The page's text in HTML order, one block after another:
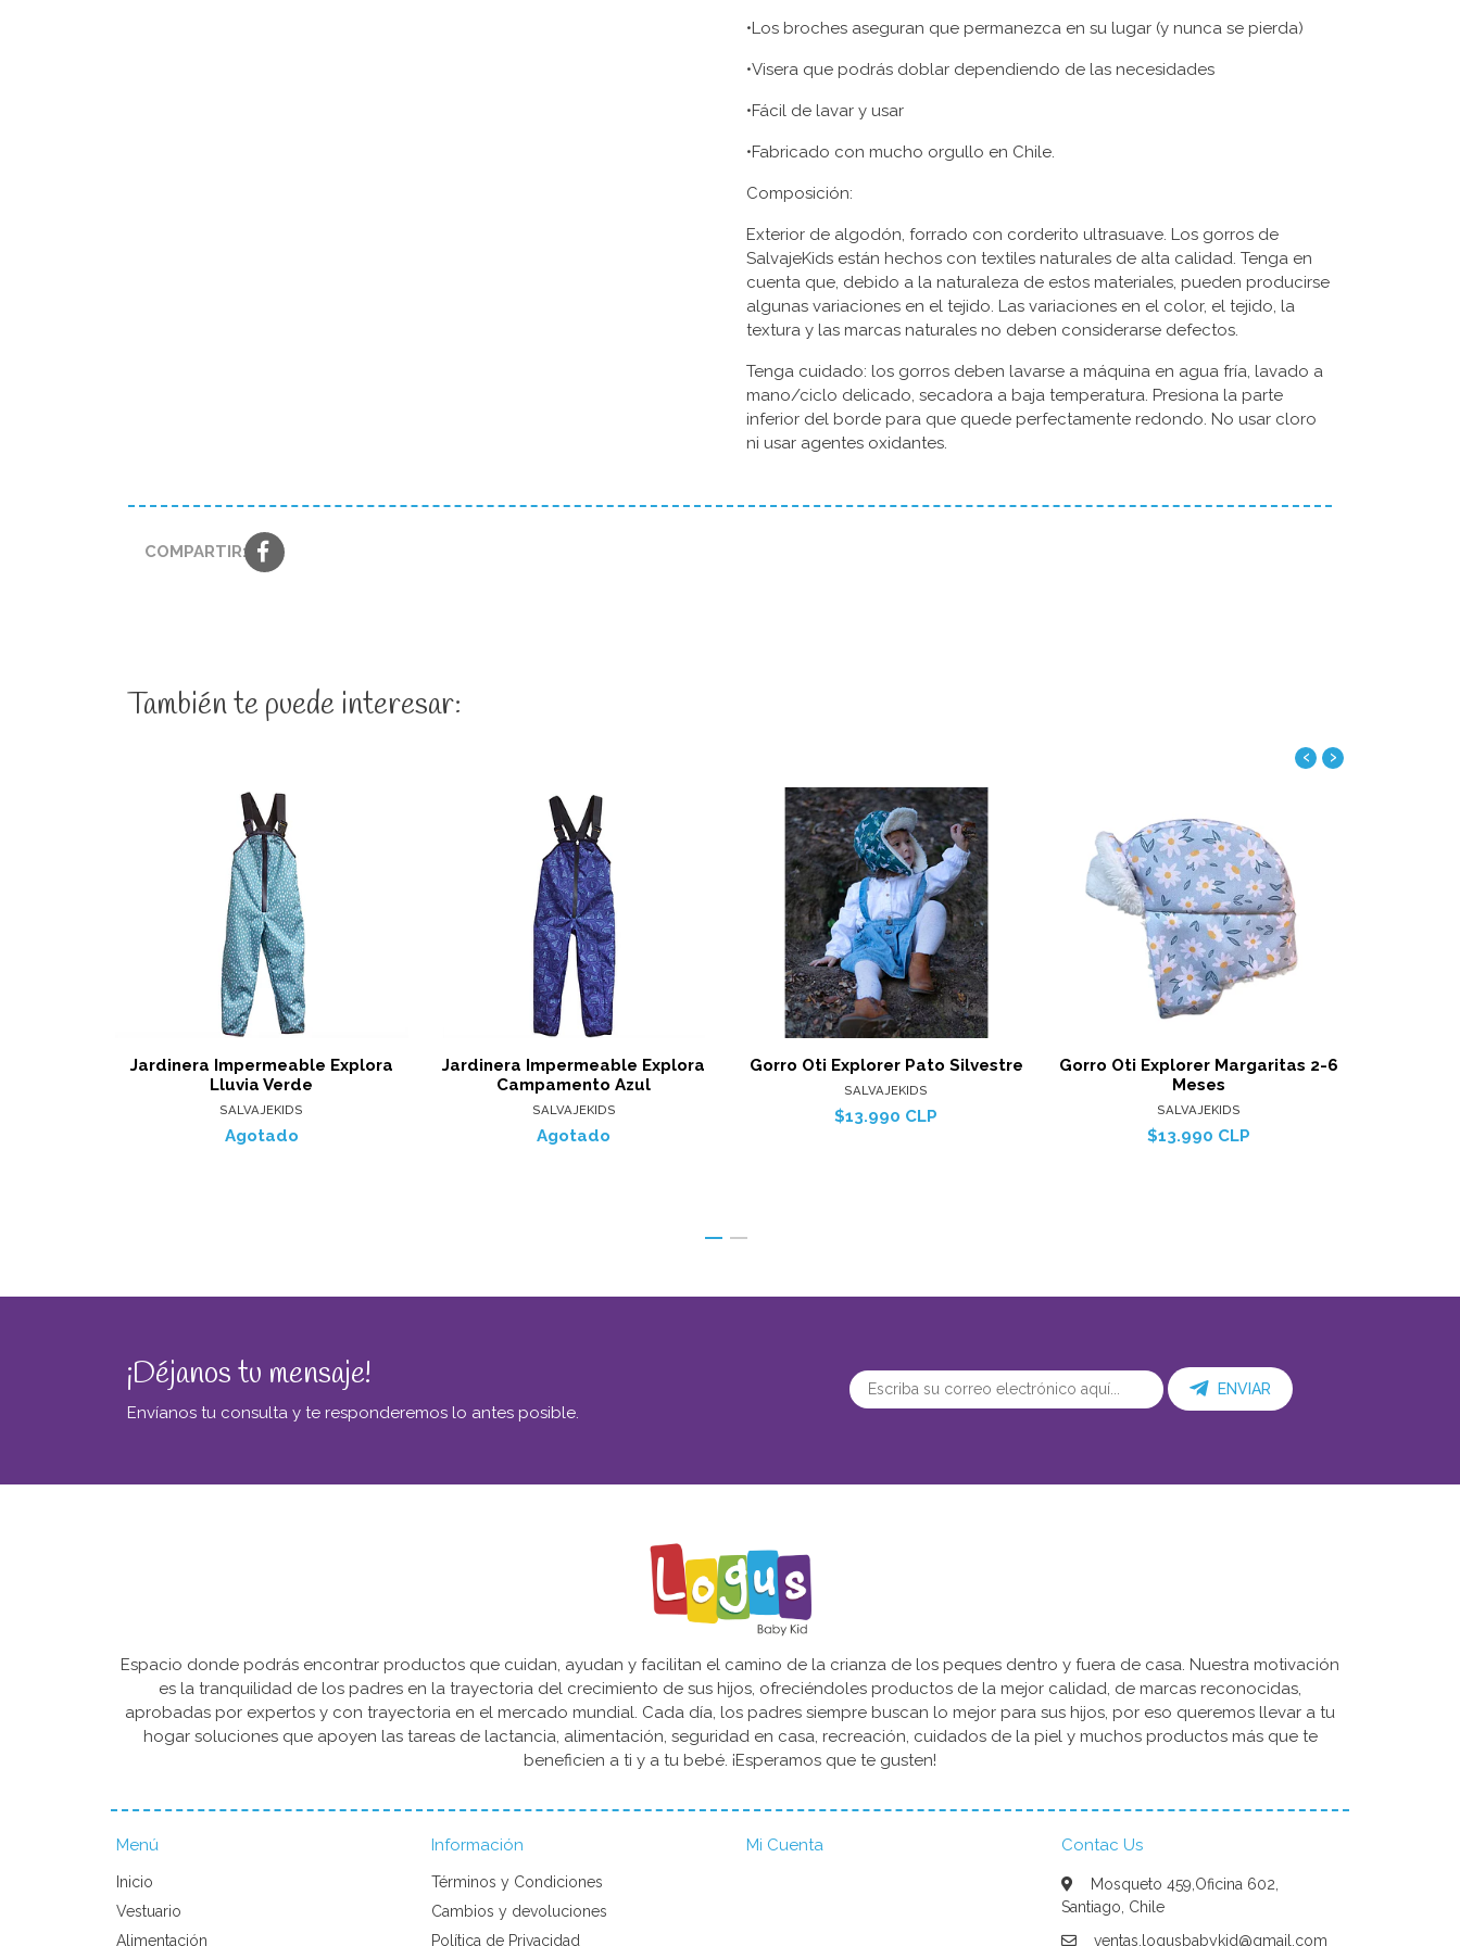
•Los broches aseguran que permanezca en su lugar (y nunca se pierda)
•Visera que podrás doblar dependiendo de las necesidades
•Fácil de lavar y usar
•Fabricado con mucho orgullo en Chile.
Composición:
Exterior de algodón, forrado con corderito ultrasuave. Los gorros de
SalvajeKids están hechos con textiles naturales de alta calidad. Tenga en
cuenta que, debido a la naturaleza de estos materiales, pueden producirse
algunas variaciones en el tejido. Las variaciones en el color, el tejido, la
textura y las marcas naturales no deben considerarse defectos.
Tenga cuidado: los gorros deben lavarse a máquina en agua fría, lavado a
mano/ciclo delicado, secadora a baja temperatura. Presiona la parte
inferior del borde para que quede perfectamente redondo. No usar cloro
ni usar agentes oxidantes.
COMPARTIR:
También te puede interesar:
Jardinera Impermeable Explora
Lluvia Verde
SALVAJEKIDS
Agotado
Jardinera Impermeable Explora
Campamento Azul
SALVAJEKIDS
Agotado
Gorro Oti Explorer Pato Silvestre
SALVAJEKIDS
$13.990 CLP
Ver detalles
Gorro Oti Explorer Margaritas 2-6
Meses
SALVAJEKIDS
$13.990 CLP
Ver detalles
‹ ›
¡Déjanos tu mensaje!
Envíanos tu consulta y te responderemos lo antes posible.
ENVIAR
Espacio donde podrás encontrar productos que cuidan, ayudan y facilitan el camino de la crianza de los peques dentro y fuera de casa. Nuestra motivación
es la tranquilidad de los padres en la trayectoria del crecimiento de sus hijos, ofreciéndoles productos de la mejor calidad, de marcas reconocidas,
aprobadas por expertos y con trayectoria en el mercado mundial. Cada día, los padres siempre buscan lo mejor para sus hijos, por eso queremos llevar a tu
hogar soluciones que apoyen las tareas de lactancia, alimentación, seguridad en casa, recreación, cuidados de la piel y muchos productos más que te
beneficien a ti y a tu bebé. ¡Esperamos que te gusten!
Menú
Inicio
Vestuario
Alimentación
Información
Términos y Condiciones
Cambios y devoluciones
Política de Privacidad
Mi Cuenta Contac Us
Mosqueto 459,Oficina 602,
Santiago, Chile
ventas.logusbabykid@gmail.com